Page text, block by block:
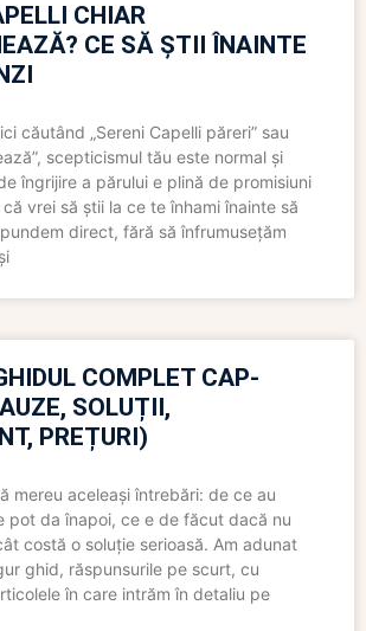
CHIAR
CE SĂ ȘTII ÎNAINTE
căutând „Sereni Capelli păreri” sau
scepticismul tău este normal și
îngrijire a părului e plină de promisiuni
vrei să știi la ce te înhami înainte să
direct, fără să înfrumusețăm
COMPLET CAP-
SOLUȚII,
PREȚURI)
mereu aceleași întrebări: de ce au
pot da înapoi, ce e de făcut dacă nu
costă o soluție serioasă. Am adunat
ghid, răspunsurile pe scurt, cu
în care intrăm în detaliu pe